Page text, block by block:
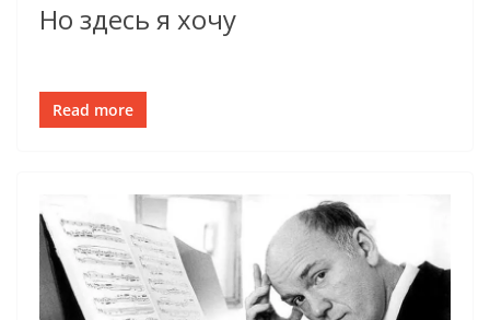
Но здесь я хочу
Read more